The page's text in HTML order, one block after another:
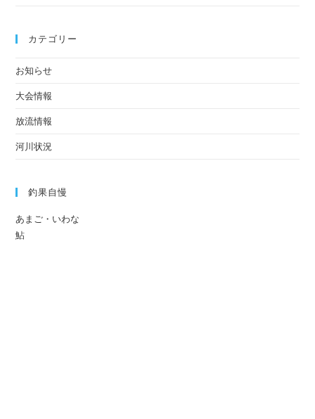
カテゴリー
お知らせ
大会情報
放流情報
河川状況
釣果自慢
あまご・いわな
鮎